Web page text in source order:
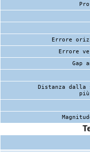
Errore
Errore
Gap
Distanza dalla